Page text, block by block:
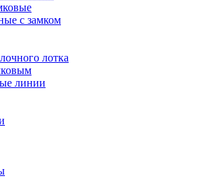
с замком
лотка
линии